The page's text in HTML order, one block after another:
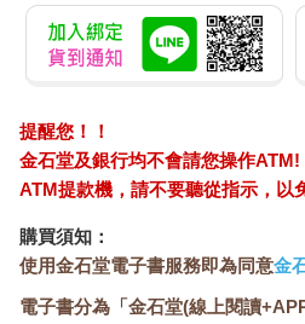
提醒您！！
金石堂及銀行均不會請您操作
ATM提款機，請不要聽從指示，以
購買須知：
使用金石堂電子書服務即為同意金
電子書分為「金石堂(線上閱讀